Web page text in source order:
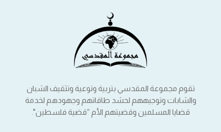
تقوم مجموعة المقدسي بتربية وتوعية وتثقيف الشبان
والشابات وتوجيههم لحشد طاقاتهم وجهودهم لخدمة
قضايا المسلمين وقضيتهم الأم “قضية فلسطين".